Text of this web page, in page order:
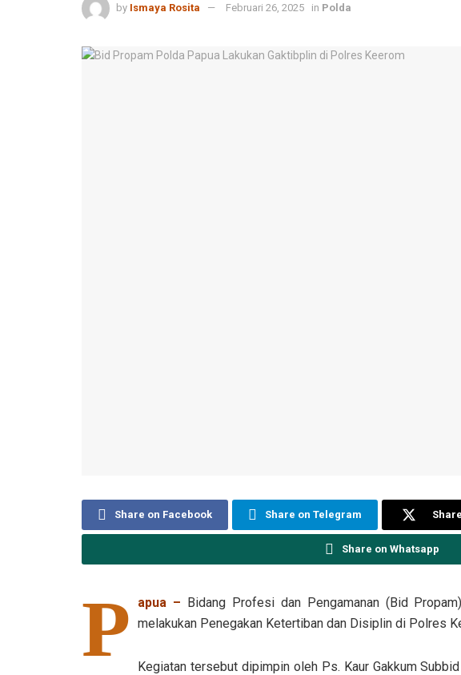
by Ismaya Rosita Februari 26, 2025 in Polda
Share on Facebook Share on Telegram
Share on Whatsapp
P apua – Bidang Profesi dan Pengamanan (Bid
melakukan Penegakan Ketertiban dan Disiplin di Polres
Kegiatan tersebut dipimpin oleh Ps. Kaur Gakkum